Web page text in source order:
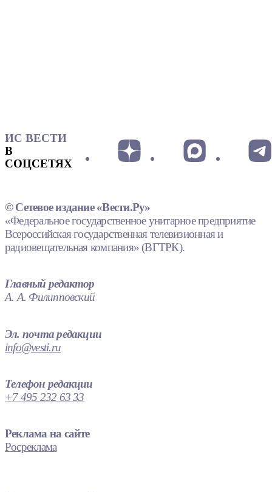
ИС ВЕСТИ
В
СОЦСЕТЯХ
© Сетевое издание «Вести.Ру»
«Федеральное государственное унитарное предприятие
Всероссийская государственная телевизионная и
радиовещательная компания» (ВГТРК).
Главный редактор
А. А. Филипповский
Эл. почта редакции
info@vesti.ru
Телефон редакции
+7 495 232 63 33
Реклама на сайте
Росреклама